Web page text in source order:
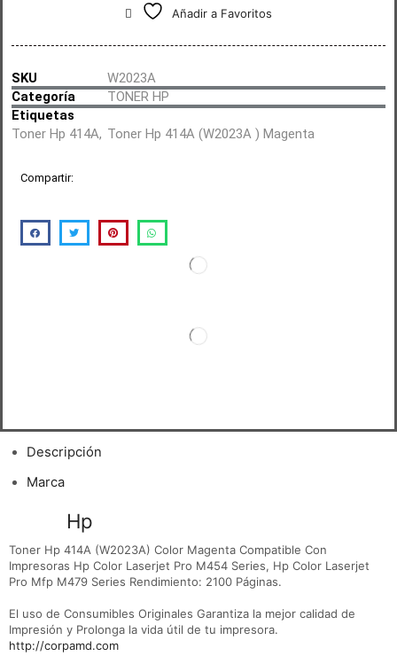
Añadir a Favoritos
SKU
W2023A
Categoría
TONER HP
Etiquetas
Toner Hp 414A, Toner Hp 414A (W2023A ) Magenta
Compartir:
Descripción
Marca
Hp
Toner Hp 414A (W2023A) Color Magenta Compatible Con
Impresoras Hp Color Laserjet Pro M454 Series, Hp Color Laserjet
Pro Mfp M479 Series Rendimiento: 2100 Páginas.
El uso de Consumibles Originales Garantiza la mejor calidad de
Impresión y Prolonga la vida útil de tu impresora.
http://corpamd.com